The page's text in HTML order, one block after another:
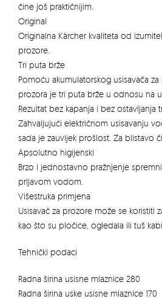
čine još praktičnijim.
Original
Originalna Kärcher kvaliteta od
prozore.
Tri puta brže
Pomoću akumulatorskog usisavača
prozora je tri puta brže u odnosu na
Rezultat bez kapanja i bez ostavljanja
Zahvaljujući električnom usisavanju
sada je zauvijek prošlost. Za blistavo
Apsolutno higijenski
Brzo i jednostavno pražnjenje
prljavom vodom.
Višestruka primjena
Usisavač za prozore može se koristiti
kao što su pločice, ogledala ili tuš
Tehnički podaci
Radna širina usisne mlaznice 280
Radna širina uske usisne mlaznice 170